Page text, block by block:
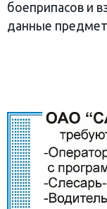
боеприпасов и
данные